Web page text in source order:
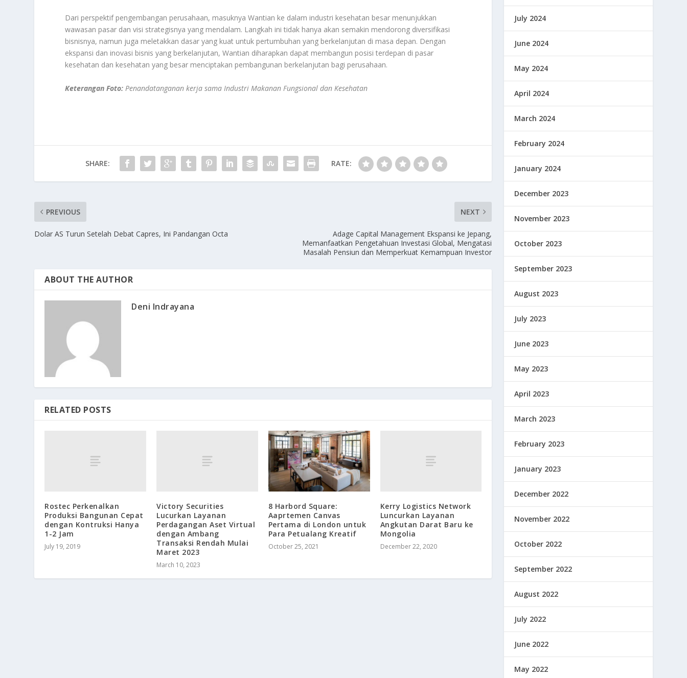
Dari perspektif pengembangan perusahaan, masuknya Wantian ke dalam industri kesehatan besar menunjukkan
wawasan pasar dan visi strategisnya yang mendalam. Langkah ini tidak hanya akan semakin mendorong diversifikasi
bisnisnya, namun juga meletakkan dasar yang kuat untuk pertumbuhan yang berkelanjutan di masa depan. Dengan
ekspansi dan inovasi bisnis yang berkelanjutan, Wantian diharapkan dapat membangun posisi terdepan di pasar
kesehatan dan kesehatan yang besar menciptakan pembangunan berkelanjutan bagi perusahaan.
Keterangan Foto: Penandatanganan kerja sama Industri Makanan Fungsional dan Kesehatan
SHARE: RATE:
PREVIOUS
Dolar AS Turun Setelah Debat Capres, Ini Pandangan Octa
NEXT
Adage Capital Management Ekspansi ke Jepang,
Memanfaatkan Pengetahuan Investasi Global, Mengatasi
Masalah Pensiun dan Memperkuat Kemampuan Investor
ABOUT THE AUTHOR
Deni Indrayana
RELATED POSTS
Rostec Perkenalkan
Produksi Bangunan Cepat
dengan Kontruksi Hanya
1-2 Jam
July 19, 2019
Victory Securities
Lucurkan Layanan
Perdagangan Aset Virtual
dengan Ambang
Transaksi Rendah Mulai
Maret 2023
March 10, 2023
8 Harbord Square:
Aaprtemen Canvas
Pertama di London untuk
Para Petualang Kreatif
October 25, 2021
Kerry Logistics Network
Luncurkan Layanan
Angkutan Darat Baru ke
Mongolia
December 22, 2020
July 2024
June 2024
May 2024
April 2024
March 2024
February 2024
January 2024
December 2023
November 2023
October 2023
September 2023
August 2023
July 2023
June 2023
May 2023
April 2023
March 2023
February 2023
January 2023
December 2022
November 2022
October 2022
September 2022
August 2022
July 2022
June 2022
May 2022